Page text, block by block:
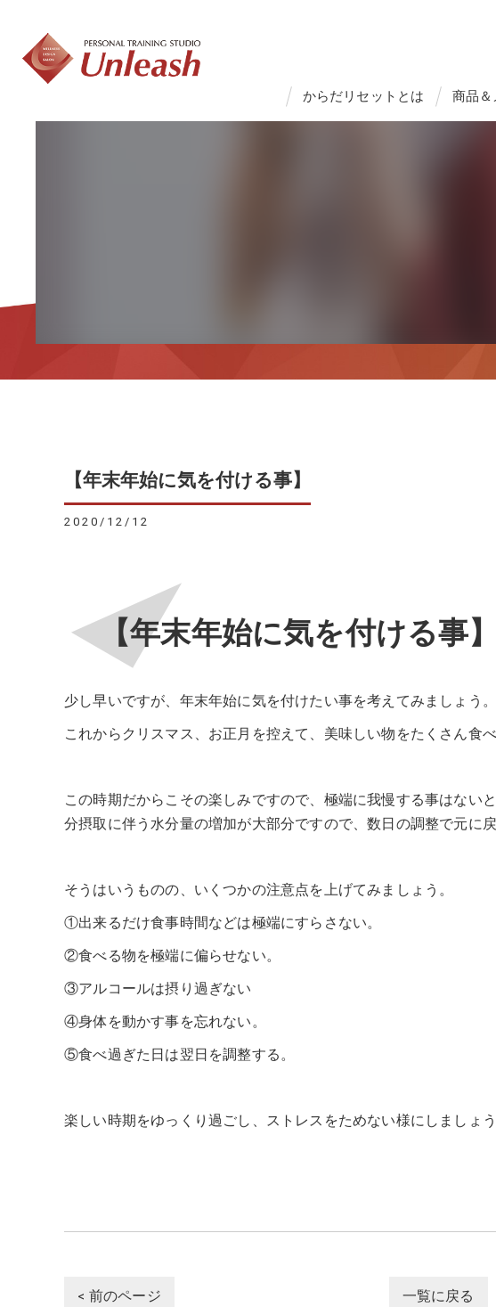
からだリセットとは 商品＆
【年末年始に気を付ける事】
2020/12/12
【年末年始に気を付ける事】
少し早いですが、年末年始に気を付けたい事を考えてみましょう。
これからクリスマス、お正月を控えて、美味しい物をたくさん食
この時期だからこその楽しみですので、極端に我慢する事はない
分摂取に伴う水分量の増加が大部分ですので、数日の調整で元に戻
そうはいうものの、いくつかの注意点を上げてみましょう。
①出来るだけ食事時間などは極端にすらさない。
②食べる物を極端に偏らせない。
③アルコールは摂り過ぎない
④身体を動かす事を忘れない。
⑤食べ過ぎた日は翌日を調整する。
楽しい時期をゆっくり過ごし、ストレスをためない様にしましょう
< 前のページ 一覧に戻る